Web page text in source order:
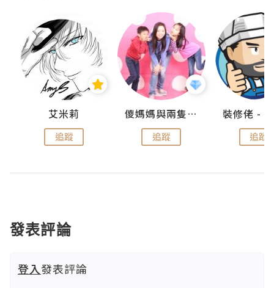
艾米莉
追蹤
儍媽媽與兩隻小魔怪之家
追蹤 追蹤
發表評論
登入發表評論